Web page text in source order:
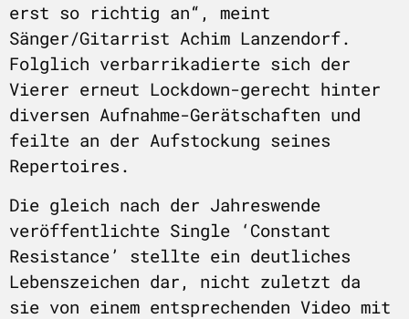
erst so richtig an“, meint
Sänger/Gitarrist Achim Lanzendorf.
Folglich verbarrikadierte sich der
Vierer erneut Lockdown-gerecht hinter
diversen Aufnahme-Gerätschaften und
feilte an der Aufstockung seines
Repertoires.
Die gleich nach der Jahreswende
veröffentlichte Single ‘Constant
Resistance’ stellte ein deutliches
Lebenszeichen dar, nicht zuletzt da
sie von einem entsprechenden Video mit